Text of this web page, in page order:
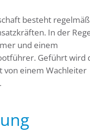
besteht
In der
und einem
Geführt wird
von einem Wachleiter